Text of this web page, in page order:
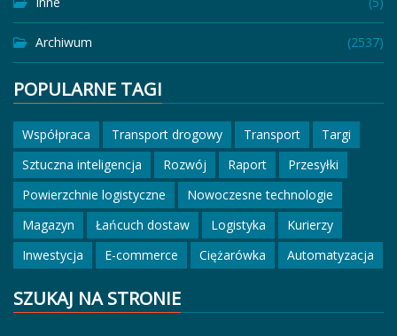
Archiwum (2537)
POPULARNE TAGI
Współpraca Transport drogowy Transport
Targi
Sztuczna inteligencja
Rozwój Raport
Przesyłki
Powierzchnie logistyczne
Nowoczesne technologie
Magazyn
Łańcuch dostaw Logistyka
Kurierzy
Inwestycja
E-commerce Ciężarówka Automatyzacja
SZUKAJ NA STRONIE